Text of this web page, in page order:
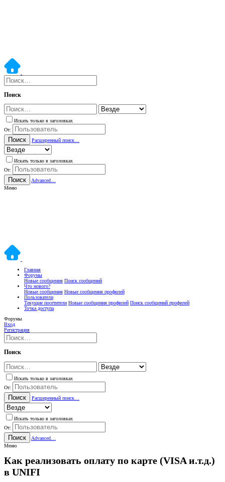
Поиск
Искать только в заголовках
От:
Поиск Расширенный поиск…
Искать только в заголовках
От:
Поиск
Advanced…
Меню
Главная
Форумы
Новые сообщения Поиск сообщений
Что нового?
Новые сообщения Новые сообщения профилей
Пользователи
Текущие посетители Новые сообщения профилей Поиск сообщений профилей
Точка доступа
Форумы
Вход
Регистрация
Поиск
Искать только в заголовках
От:
Поиск Расширенный поиск…
Искать только в заголовках
От:
Поиск
Advanced…
Меню
Как реализовать оплату по карте (VISA и.т.д.)
в UNIFI